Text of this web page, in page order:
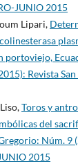
JUNIO 2015
Lipari,
portoviejo,
Revista
Toros y
del
Núm. 9
2015